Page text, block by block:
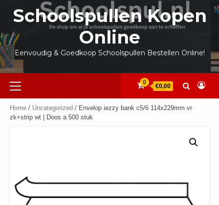
inhoud
Schoolspullen Kopen
Online
Eenvoudig & Goedkoop Schoolspullen Bestellen Online!
Primair
menu
0
€0,00
Home / Uncategorized / Envelop iezzy bank c5/6 114x229mm vr
zk+strip wt | Doos a 500 stuk